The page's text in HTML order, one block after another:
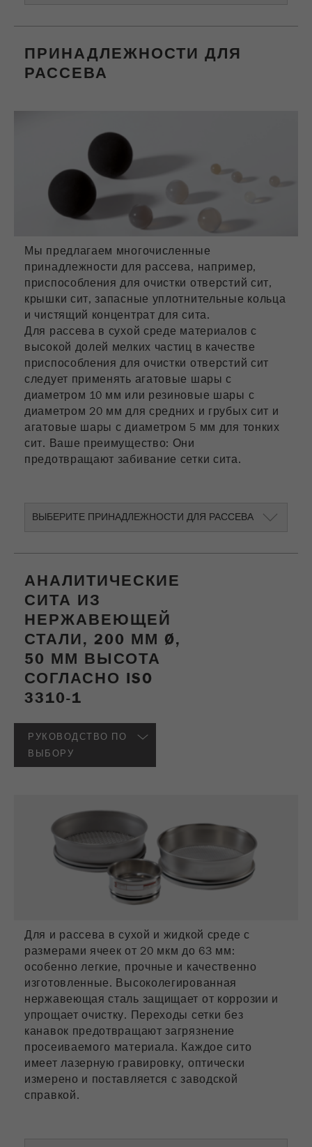
ПРИНАДЛЕЖНОСТИ ДЛЯ
РАССЕВА
Мы предлагаем многочисленные
принадлежности для рассева, например,
приспособления для очистки отверстий сит,
крышки сит, запасные уплотнительные кольца
и чистящий концентратдлясита.
Для рассева в сухой среде материалов с
высокой долей мелких частиц в качестве
приспособления для очистки отверстий сит
следует применять агатовые шары с
диаметром 10 мм или резиновые шары с
диаметром 20 мм для средних и грубых сит и
агатовые шары с диаметром 5 мм для тонких
сит. Ваше преимущество: Они
предотвращают забивание сетки сита.
ВЫБЕРИТЕ ПРИНАДЛЕЖНОСТИ ДЛЯ РАССЕВА
АНАЛИТИЧЕСКИЕ
СИТА ИЗ
НЕРЖАВЕЮЩЕЙ
СТАЛИ, 200 ММ Ø,
50 ММ ВЫСОТА
СОГЛАСНО ISO
3310-1
РУКОВОДСТВО ПО
ВЫБОРУ
Для и рассева в сухой и жидкой среде с
размерами ячеек от 20 мкм до 63 мм:
особенно легкие, прочные и качественно
изготовленные. Высоколегированная
нержавеющая сталь защищает от коррозии и
упрощает очистку. Переходы сетки без
канавок предотвращают загрязнение
просеиваемого материала. Каждое сито
имеет лазерную гравировку, оптически
измерено и поставляется с заводской
справкой.